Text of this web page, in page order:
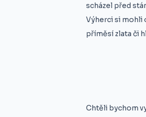
scházel před
Výherci si mohli
příměsí zlata či
Chtěli bychom